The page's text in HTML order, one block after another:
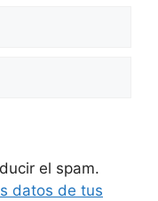
el spam.
datos de tus